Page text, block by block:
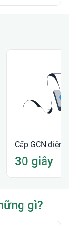
Cấp GCN điện
30 giây
gì?